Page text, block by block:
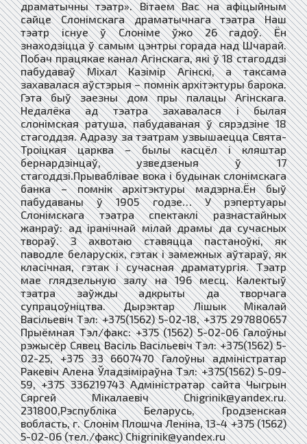
драматычны тэатр». Вітаем Вас на афіцыйным
сайце Слонімскага драматычнага тэатра Наш
тэатр існуе ў Слоніме ўжо 26 гадоў. Ён
знаходзіцца ў самым цэнтры горада над Шчарай.
Побач працякае канал Агінскага, які ў 18 стагоддзі
пабудаваў Міхал Казімір Агінскі, а таксама
захавалася аўстэрыя – помнік архітэктуры барока.
Гэта быў заезны дом пры палацы Агінскага.
Недалёка ад тэатра захавалася і былая
слонімская ратуша, пабудаваная ў сярэдзіне 18
стагоддзя. Адразу за тэатрам узвышаецца Свята-
Троіцкая царква – былы касцёл і кляштар
бернардзінцаў, узведзеныя ў 17
стагоддзі.Прываблівае вока і будынак слонімскага
банка – помнік архітэктуры мадэрна.Ён быў
пабудаваны ў 1905 годзе… У рэпертуары
Слонімскага тэатра спектаклі разнастайных
жанраў: ад іранічнай мілай драмы да сучасных
твораў. З ахвотаю ставяцца пастаноўкі, як
паводле беларускіх, гэтак і замежных аўтараў, як
класічная, гэтак і сучасная драматургія. Тэатр
мае глядзельную залу на 196 месц. Калектыў
тэатра заўжды адкрыты да творчага
супрацоўніцтва. Дырэктар Лішык Мікалай
Васільевіч Тэл: +375(1562) 5-02-18, +375 297880657
Прыёмная Тэл/факс: +375 (1562) 5-02-06 Галоўны
рэжысёр Сявец Васіль Васільевіч Тэл: +375(1562) 5-
02-25, +375 33 6607470 Галоўны адміністратар
Ракевіч Алена Ўладзіміраўна Тэл: +375(1562) 5-09-
59, +375 336219743 Адміністратар сайта Чыгрын
Сяргей Мікалаевіч Chigrinik@yandex.ru.
231800,Рэспублiка Беларусь, Гродзенская
вобласть, г. Слонiм Плошча Ленiна, 13-4 +375 (1562)
5-02-06 (тел./факс) Chigrinik@yandex.ru